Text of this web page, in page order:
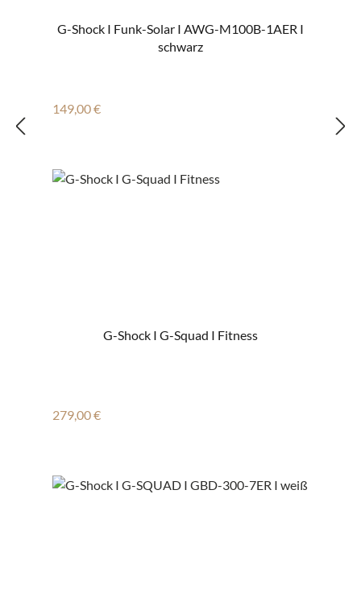
G-Shock I Funk-Solar I AWG-M100B-1AER I
schwarz
Regulärer Preis:
149,00 €
G-Shock I G-Squad I Fitness
Regulärer Preis:
279,00 €